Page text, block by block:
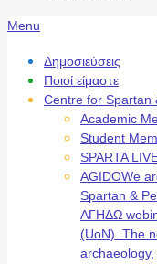
Secondary
Menu
Menu
Δημοσιεύσεις
Ποιοί είμαστε
Centre for Spartan
Academic
Student
SPARTA
AGIDOWe
Spartan &
ΑΓΗΔΩ
(UoN). The